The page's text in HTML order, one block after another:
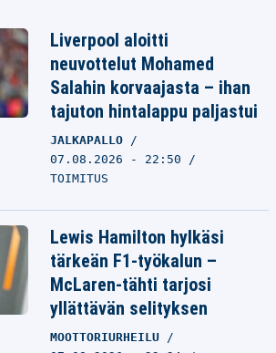
Liverpool aloitti
neuvottelut Mohamed
Salahin korvaajasta – ihan
tajuton hintalappu paljastui
JALKAPALLO
07.08.2026 - 22:50
TOIMITUS
Lewis Hamilton hylkäsi
tärkeän F1-työkalun –
McLaren-tähti tarjosi
yllättävän selityksen
MOOTTORIURHEILU